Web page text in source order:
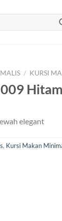
/ KURSI
Hitam
elegant
, Kursi Makan